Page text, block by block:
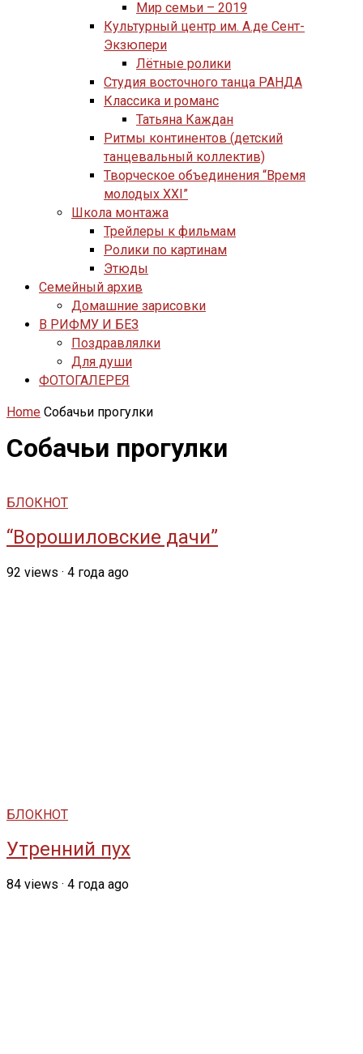
Мир семьи – 2019
Культурный центр им. А.де Сент-
Экзюпери
Лётные ролики
Студия восточного танца РАНДА
Классика и романс
Татьяна Каждан
Ритмы континентов (детский
танцевальный коллектив)
Творческое объединения “Время
молодых XXI”
Школа монтажа
Трейлеры к фильмам
Ролики по картинам
Этюды
Семейный архив
Домашние зарисовки
В РИФМУ И БЕЗ
Поздравлялки
Для души
ФОТОГАЛЕРЕЯ
Home Собачьи прогулки
Собачьи прогулки
БЛОКНОТ
“Ворошиловские дачи”
92 views · 4 года ago
БЛОКНОТ
Утренний пух
84 views · 4 года ago